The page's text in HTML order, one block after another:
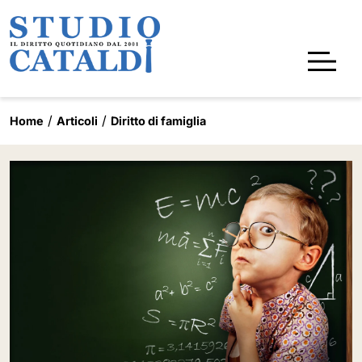
Home Articoli Diritto di famiglia